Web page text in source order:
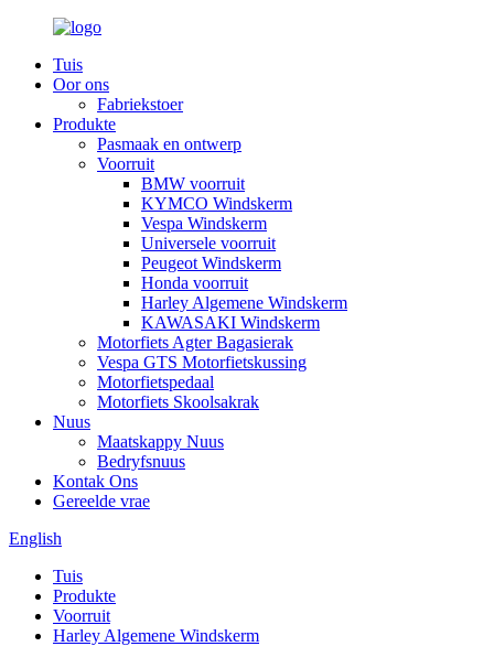
Tuis
Oor ons
Fabriekstoer
Produkte
Pasmaak en ontwerp
Voorruit
BMW voorruit
KYMCO Windskerm
Vespa Windskerm
Universele voorruit
Peugeot Windskerm
Honda voorruit
Harley Algemene Windskerm
KAWASAKI Windskerm
Motorfiets Agter Bagasierak
Vespa GTS Motorfietskussing
Motorfietspedaal
Motorfiets Skoolsakrak
Nuus
Maatskappy Nuus
Bedryfsnuus
Kontak Ons
Gereelde vrae
English
Tuis
Produkte
Voorruit
Harley Algemene Windskerm